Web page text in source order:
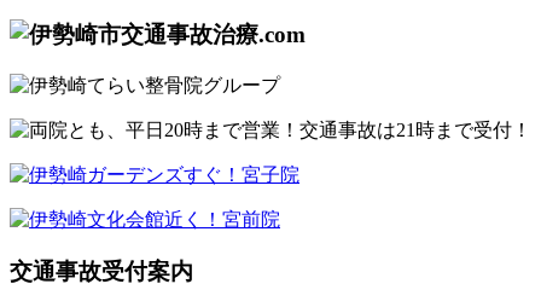
交通事故受付案内